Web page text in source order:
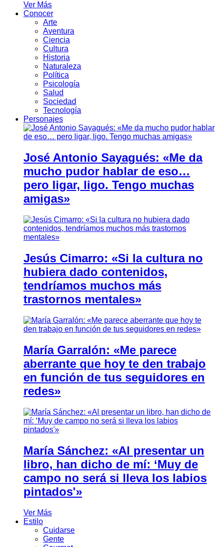
Ver Más
Conocer
Arte
Aventura
Ciencia
Cultura
Historia
Naturaleza
Política
Psicología
Salud
Sociedad
Tecnología
Personajes
José Antonio Sayagués: «Me da
mucho pudor hablar de eso…
pero ligar, ligo. Tengo muchas
amigas»
Jesús Cimarro: «Si la cultura no
hubiera dado contenidos,
tendríamos muchos más
trastornos mentales»
María Garralón: «Me parece
aberrante que hoy te den trabajo
en función de tus seguidores en
redes»
María Sánchez: «Al presentar un
libro, han dicho de mí: ‘Muy de
campo no será si lleva los labios
pintados'»
Ver Más
Estilo
Cuidarse
Gente